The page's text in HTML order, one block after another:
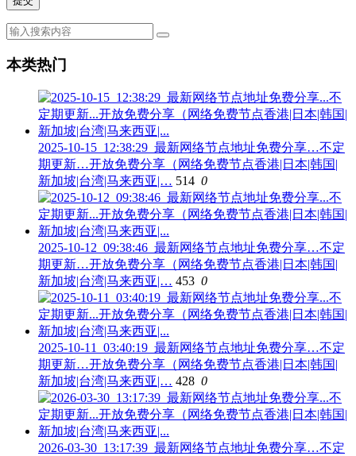
本类热门
2025-10-15_12:38:29_最新网络节点地址免费分享…不定
期更新…开放免费分享（网络免费节点香港|日本|韩国|
新加坡|台湾|马来西亚|… 514 0
2025-10-12_09:38:46_最新网络节点地址免费分享…不定
期更新…开放免费分享（网络免费节点香港|日本|韩国|
新加坡|台湾|马来西亚|… 453 0
2025-10-11_03:40:19_最新网络节点地址免费分享…不定
期更新…开放免费分享（网络免费节点香港|日本|韩国|
新加坡|台湾|马来西亚|… 428 0
2026-03-30_13:17:39_最新网络节点地址免费分享…不定